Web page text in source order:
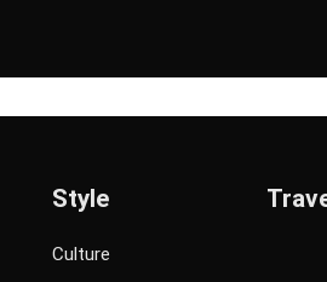
Style
Culture